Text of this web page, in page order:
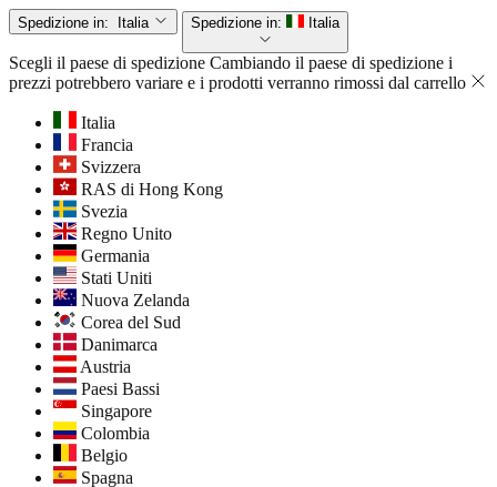
Spedizione in: Italia Spedizione in: Italia
Scegli il paese di spedizione Cambiando il paese di spedizione i
prezzi potrebbero variare e i prodotti verranno rimossi dal carrello
Italia
Francia
Svizzera
RAS di Hong Kong
Svezia
Regno Unito
Germania
Stati Uniti
Nuova Zelanda
Corea del Sud
Danimarca
Austria
Paesi Bassi
Singapore
Colombia
Belgio
Spagna